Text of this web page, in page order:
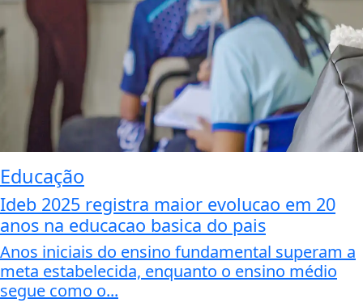
Educação
Ideb 2025 registra maior evolucao em 20
anos na educacao basica do pais
Anos iniciais do ensino fundamental superam a
meta estabelecida, enquanto o ensino médio
segue como o...